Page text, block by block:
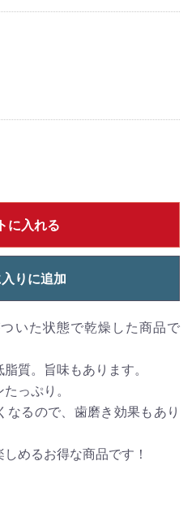
に入れる
りに追加
いた状態で乾燥した商品で
質。旨味もあります。
っぷり。
なるので、歯磨き効果もあり
めるお得な商品です！